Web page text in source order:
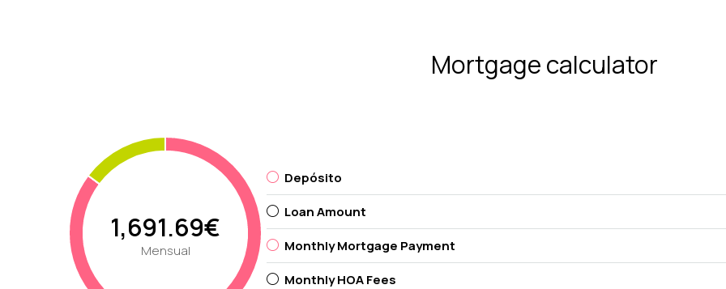
Mortgage calculator
1,691.69€
Mensual
Depósito
Loan Amount
Monthly Mortgage Payment
Monthly HOA Fees